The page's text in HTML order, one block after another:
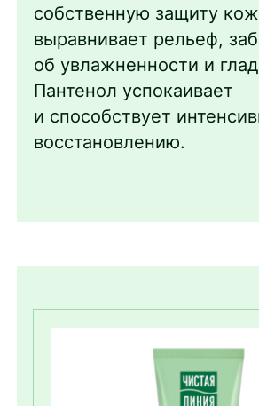
собственную защиту
выравнивает рельеф,
об увлажненности и
Пантенол успокаивает
и способствует
восстановлению.